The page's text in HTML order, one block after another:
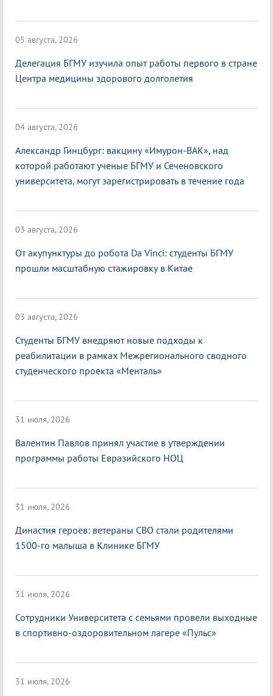
05 августа, 2026
Делегация БГМУ изучила опыт работы первого в стране
Центра медицины здорового долголетия
04 августа, 2026
Александр Гинцбург: вакцину «Имурон-ВАК», над
которой работают ученые БГМУ и Сеченовского
университета, могут зарегистрировать в течение года
03 августа, 2026
От акупунктуры до робота Da Vinci: студенты БГМУ
прошли масштабную стажировку в Китае
03 августа, 2026
Студенты БГМУ внедряют новые подходы к
реабилитации в рамках Межрегионального сводного
студенческого проекта «Менталь»
31 июля, 2026
Валентин Павлов принял участие в утверждении
программы работы Евразийского НОЦ
31 июля, 2026
Династия героев: ветераны СВО стали родителями
1500-го малыша в Клинике БГМУ
31 июля, 2026
Сотрудники Университета с семьями провели выходные
в спортивно-оздоровительном лагере «Пульс»
31 июля, 2026